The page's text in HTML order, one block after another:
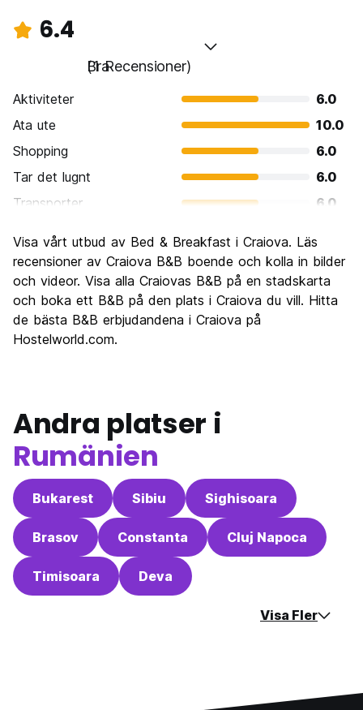
6.4
Bra
(1 Recensioner)
Aktiviteter
6.0
Ata ute
10.0
Shopping
6.0
Tar det lugnt
6.0
Transporter
6.0
Kultur
6.0
Festa
6.0
Värde för pengarna
6.0
Visa vårt utbud av Bed & Breakfast i Craiova. Läs
recensioner av Craiova B&B boende och kolla in bilder
och videor. Visa alla Craiovas B&B på en stadskarta
och boka ett B&B på den plats i Craiova du vill. Hitta
de bästa B&B erbjudandena i Craiova på
Hostelworld.com.
Andra platser i
Rumänien
Bukarest Sibiu Sighisoara
Brasov Constanta Cluj Napoca
Timisoara Deva
Visa Fler